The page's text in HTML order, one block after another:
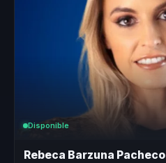
Disponible
Rebeca Barzuna Pacheco